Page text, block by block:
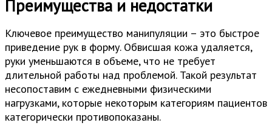
Преимущества и недостатки
Ключевое преимущество манипуляции – это быстрое
приведение рук в форму. Обвисшая кожа удаляется,
руки уменьшаются в объеме, что не требует
длительной работы над проблемой. Такой результат
несопоставим с ежедневными физическими
нагрузками, которые некоторым категориям пациентов
категорически противопоказаны.